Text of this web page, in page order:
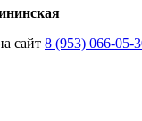
сайт 8 (953) 066-05-